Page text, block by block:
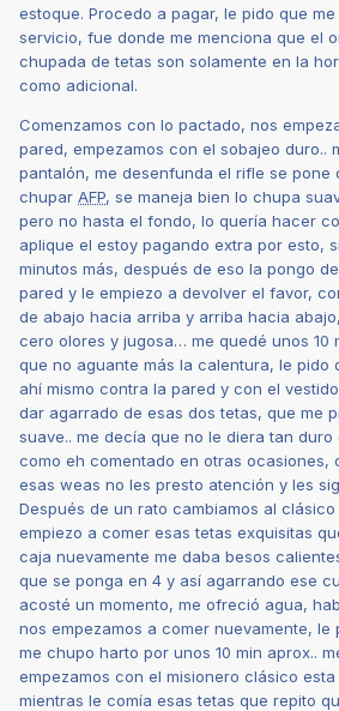
estoque. Procedo a pagar, le pido que
servicio, fue donde me menciona que el
chupada de tetas son solamente en la
como adicional.
Comenzamos con lo pactado, nos
pared, empezamos con el sobajeo duro..
pantalón, me desenfunda el rifle se pone
chupar AFP, se maneja bien lo chupa
pero no hasta el fondo, lo quería hacer
aplique el estoy pagando extra por esto,
minutos más, después de eso la pongo
pared y le empiezo a devolver el favor,
de abajo hacia arriba y arriba hacia
cero olores y jugosa… me quedé unos 10
que no aguante más la calentura, le pido
ahí mismo contra la pared y con el
dar agarrado de esas dos tetas, que me
suave.. me decía que no le diera tan duro
como eh comentado en otras ocasiones,
esas weas no les presto atención y les
Después de un rato cambiamos al
empiezo a comer esas tetas exquisitas
caja nuevamente me daba besos
que se ponga en 4 y así agarrando ese
acosté un momento, me ofreció agua,
nos empezamos a comer nuevamente, le
me chupo harto por unos 10 min aprox..
empezamos con el misionero clásico
mientras le comía esas tetas que repito